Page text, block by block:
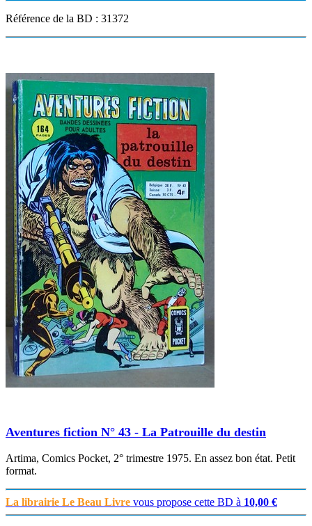
Référence de la BD : 31372
Aventures fiction N° 43 - La Patrouille du destin
Artima, Comics Pocket, 2° trimestre 1975. En assez bon état. Petit
format.
La librairie Le Beau Livre vous propose cette BD à 10,00 €